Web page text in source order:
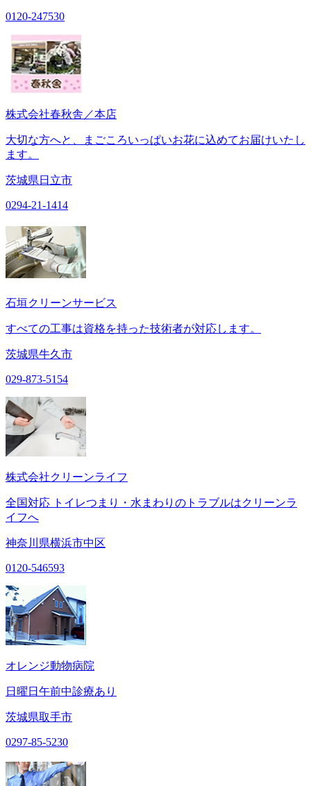
0120-247530
株式会社春秋舎／本店
大切な方へと、まごころいっぱいお花に込めてお届けいたし
ます。
茨城県日立市
0294-21-1414
石垣クリーンサービス
すべての工事は資格を持った技術者が対応します。
茨城県牛久市
029-873-5154
株式会社クリーンライフ
全国対応 トイレつまり・水まわりのトラブルはクリーンラ
イフへ
神奈川県横浜市中区
0120-546593
オレンジ動物病院
日曜日午前中診療あり
茨城県取手市
0297-85-5230